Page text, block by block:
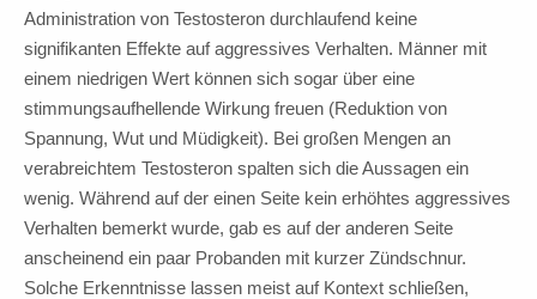
Administration von Testosteron durchlaufend keine
signifikanten Effekte auf aggressives Verhalten. Männer mit
einem niedrigen Wert können sich sogar über eine
stimmungsaufhellende Wirkung freuen (Reduktion von
Spannung, Wut und Müdigkeit). Bei großen Mengen an
verabreichtem Testosteron spalten sich die Aussagen ein
wenig. Während auf der einen Seite kein erhöhtes aggressives
Verhalten bemerkt wurde, gab es auf der anderen Seite
anscheinend ein paar Probanden mit kurzer Zündschnur.
Solche Erkenntnisse lassen meist auf Kontext schließen,